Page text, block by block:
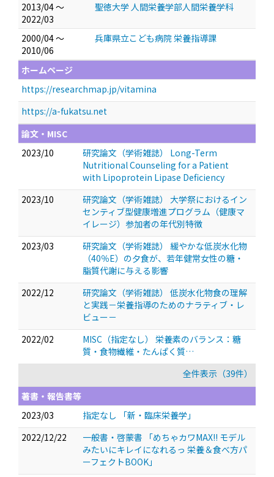
2013/04 ～
2022/03
聖徳大学 人間栄養学部人間栄養学科
2000/04 ～
2010/06
兵庫県立こども病院 栄養指導課
ホームページ
https://researchmap.jp/vitamina
https://a-fukatsu.net
論文・MISC
2023/10
研究論文（学術雑誌） Long-Term
Nutritional Counseling for a Patient
with Lipoprotein Lipase Deficiency
2023/10
研究論文（学術雑誌） 大学祭におけるイン
センティブ型健康増進プログラム（健康マ
イレージ）参加者の年代別特徴
2023/03
研究論文（学術雑誌） 緩やかな低炭水化物
（40％E）の夕食が、若年健常女性の糖・
脂質代謝に与える影響
2022/12
研究論文（学術雑誌） 低炭水化物食の理解
と実践－栄養指導のためのナラティブ・レ
ビュー－
2022/02
MISC（指定なし） 栄養素のバランス：糖
質・食物繊維・たんぱく質…
全件表示（39件）
著書・報告書等
2023/03
指定なし 「新・臨床栄養学」
2022/12/22
一般書・啓蒙書 「めちゃカワMAX!! モデル
みたいにキレイになれるっ 栄養＆食べ方パ
ーフェクトBOOK」